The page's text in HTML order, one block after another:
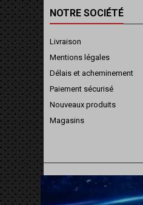
NOTRE SOCIÉTÉ
Livraison
Mentions légales
Délais et acheminement
Paiement sécurisé
Nouveaux produits
Magasins